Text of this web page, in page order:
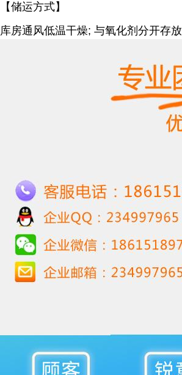
【储运方式】
库房通风低温干燥; 与氧化剂分开存放